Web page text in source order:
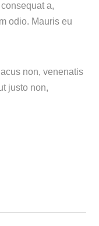
a,
odio. Mauris eu
non, venenatis
justo non,